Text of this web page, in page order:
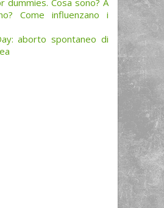
dummies. Cosa sono? A
Come influenzano i
aborto spontaneo di